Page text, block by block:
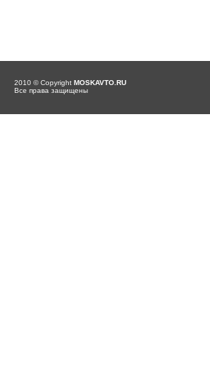
2010 © Copyright MOSKAVTO.RU
Все права защищены